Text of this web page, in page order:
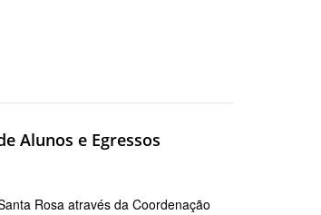
Alunos e Egressos
Rosa através da Coordenação